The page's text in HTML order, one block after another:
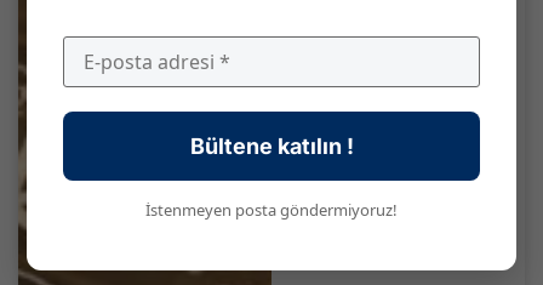
Bültene katılın !
İstenmeyen posta göndermiyoruz!